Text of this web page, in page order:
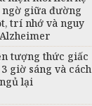
ngờ giữa đường
trí nhớ và nguy
tượng thức giấc
giờ sáng và cách
lại